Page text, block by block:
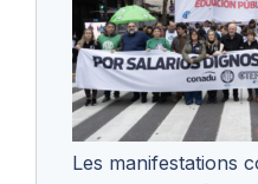
Les manifestations